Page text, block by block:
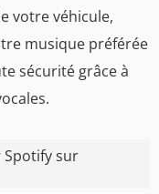
votre véhicule,
musique préférée
sécurité grâce à
sur